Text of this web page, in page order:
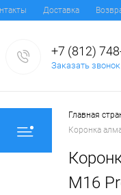
Доставка
+7 (812)
Заказать звонок
Главная
Коронка
M16